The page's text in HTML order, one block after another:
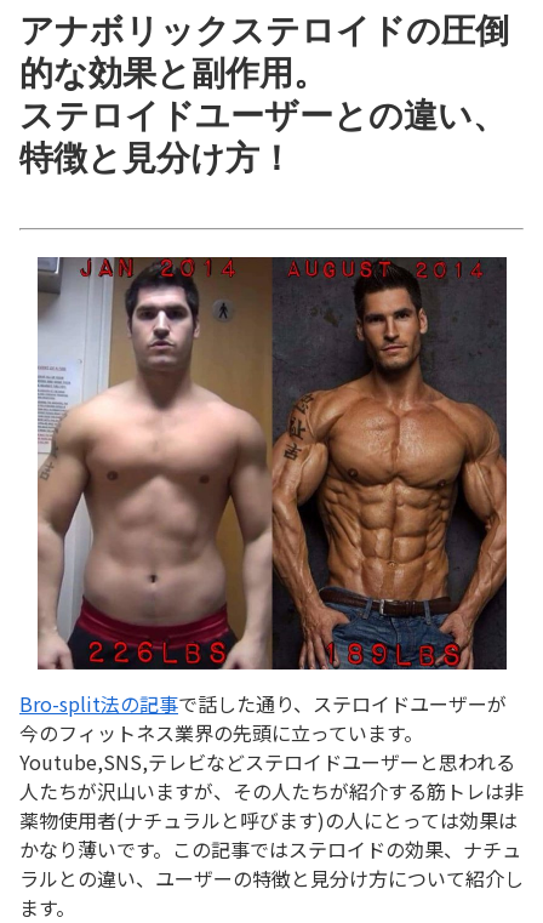
アナボリックステロイドの圧倒
的な効果と副作用。
ステロイドユーザーとの違い、
特徴と見分け方！
Bro-split法の記事で話した通り、ステロイドユーザーが
今のフィットネス業界の先頭に立っています。
Youtube,SNS,テレビなどステロイドユーザーと思われる
人たちが沢山いますが、その人たちが紹介する筋トレは非
薬物使用者(ナチュラルと呼びます)の人にとっては効果は
かなり薄いです。この記事ではステロイドの効果、ナチュ
ラルとの違い、ユーザーの特徴と見分け方について紹介し
ます。